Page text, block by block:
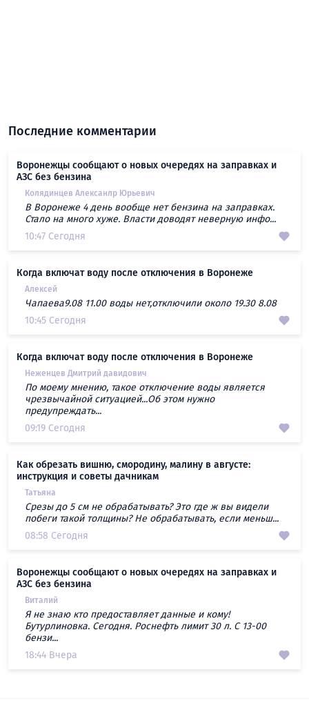
Последние комментарии
Воронежцы сообщают о новых очередях на заправках и
АЗС без бензина
Колядинцев Алексанлр Юрьевич
В Воронеже 4 день вообще нет бензина на заправках.
Стало на много хуже. Власти доводят неверную инфо...
10:47 Сегодня
Когда включат воду после отключения в Воронеже
Алексей
Чапаева9.08 11.00 воды нет,отключили около 19.30 8.08
10:45 Сегодня
Когда включат воду после отключения в Воронеже
Неженцев Дмитрий давидович
По моему мнению, такое отключение воды является
чрезвычайной ситуацией...Об этом нужно
предупреждать...
09:19 Сегодня
Как обрезать вишню, смородину, малину в августе:
инструкция и советы дачникам
Татьяна
Срезы до 5 см не обрабатывать? Это где ж вы видели
побеги такой толщины? Не обрабатывать, если меньш...
08:58 Сегодня
Воронежцы сообщают о новых очередях на заправках и
АЗС без бензина
Виталий
Я не знаю кто предоставляет данные и кому!
Бутурлиновка. Сегодня. Роснефть лимит 30 л. С 13-00
бензи...
18:44 Вчера